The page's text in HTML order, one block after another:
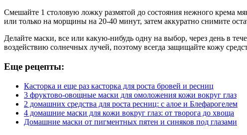
Смешайте 1 столовую ложку размятой до состояния нежного крема
или только на морщины на 20-40 минут, затем аккуратно снимите
Делайте маски, все или какую-нибудь одну на выбор, через день в
воздействию солнечных лучей, поэтому всегда защищайте кожу
Еще рецепты:
Касторка и еще раз касторка для роста бровей и ресниц
3 фруктово-овощные маски для омоложения кожи вокруг глаз
2 домашних средства для роста ресниц: с алое и Блефарогелем
4 домашние маски для кожи вокруг глаз: от творога до хвоща
Домашние маски от пигментных пятен и синяков под глазами